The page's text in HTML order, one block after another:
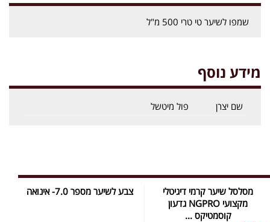
שמפו לשיער טי טרי 500 מ"ל
מידע נוסף
שם יצרן פול מיטשל
מסלסל שיער קרמי דיגיטלי
מקצועי NGPRO גדעון
קוסמטיקס ...
צבע לשיער מספר 7.0- אינואה